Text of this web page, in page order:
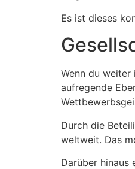
Es ist dieses
Wenn du weiter
aufregende
Durch die
weltweit. Das
Darüber hinaus